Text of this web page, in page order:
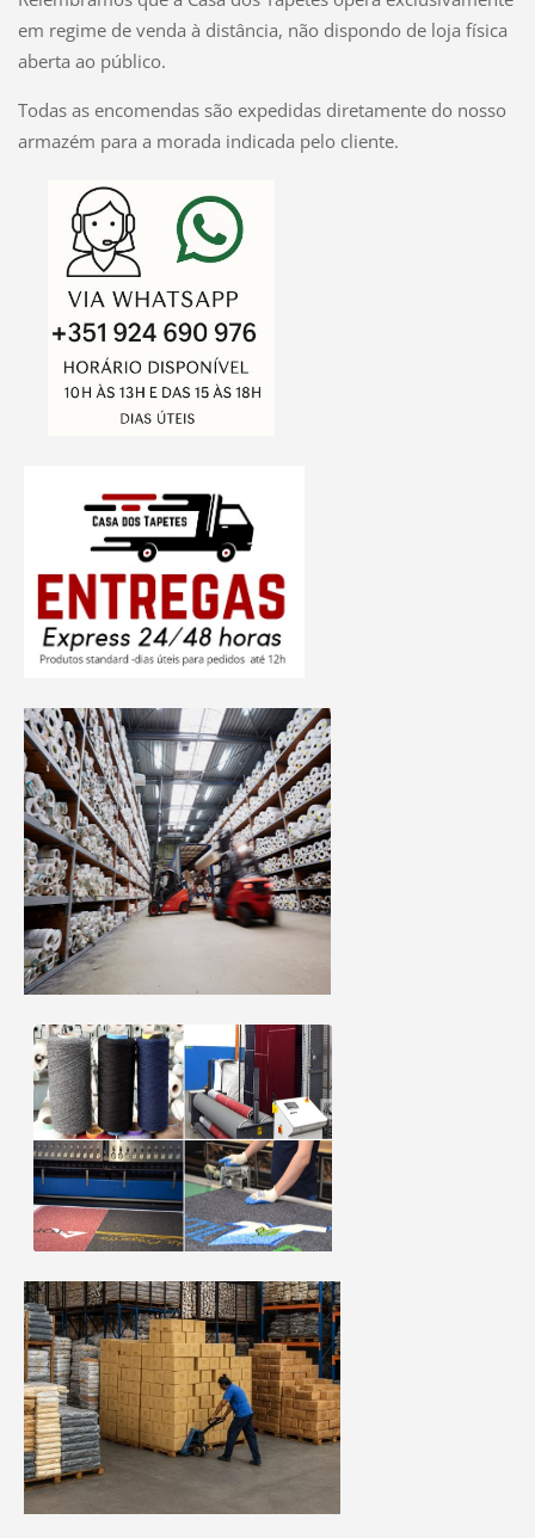
em regime de venda à distância, não dispondo de loja física
aberta ao público.
Todas as encomendas são expedidas diretamente do nosso
armazém para a morada indicada pelo cliente.